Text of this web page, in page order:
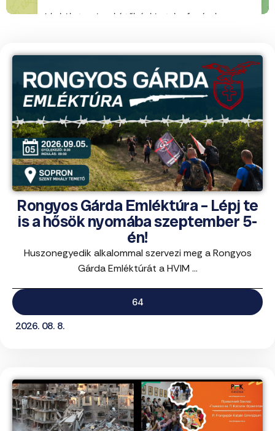
Rongyos Gárda Emléktúra – Lépj te
is a hősök nyomába szeptember 5-
én!
Huszonegyedik alkalommal szervezi meg a Rongyos
Gárda Emléktúrát a HVIM ...
64
2026. 08. 8.